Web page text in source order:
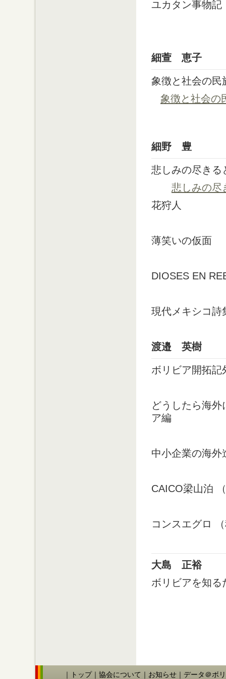
ユカタン事物記
細萱 恵子
象徴と社会の民
象徴と社会の
細野 豊
悲しみの尽きる
悲しみの
花狩人
薄笑いの仮面
DIOSES EN
現代メキシコ詩
渡邉 英樹
ボリビア開拓記
どうしたら海
ア編
中小企業の海外
CAICO梁山泊
コンスエグロ
大島 正裕
ボリビアを知る
｜ トップ｜ 協会について ｜ お知らせ ｜ データ＠ボ